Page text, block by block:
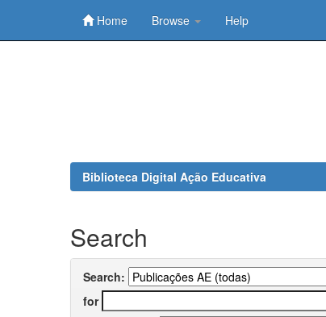
Home Browse Help
Biblioteca Digital Ação Educativa
Search
Search:
for